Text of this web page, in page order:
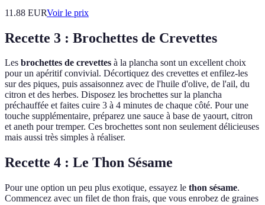
11.88 EURVoir le prix
Recette 3 : Brochettes de Crevettes
Les brochettes de crevettes à la plancha sont un excellent choix
pour un apéritif convivial. Décortiquez des crevettes et enfilez-les
sur des piques, puis assaisonnez avec de l'huile d'olive, de l'ail, du
citron et des herbes. Disposez les brochettes sur la plancha
préchauffée et faites cuire 3 à 4 minutes de chaque côté. Pour une
touche supplémentaire, préparez une sauce à base de yaourt, citron
et aneth pour tremper. Ces brochettes sont non seulement délicieuses
mais aussi très simples à réaliser.
Recette 4 : Le Thon Sésame
Pour une option un peu plus exotique, essayez le thon sésame.
Commencez avec un filet de thon frais, que vous enrobez de graines